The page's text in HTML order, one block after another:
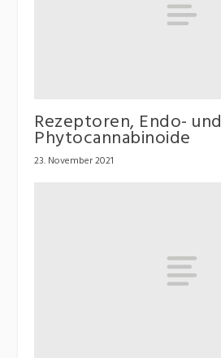
Rezeptoren, Endo- und
Phytocannabinoide
23. November 2021